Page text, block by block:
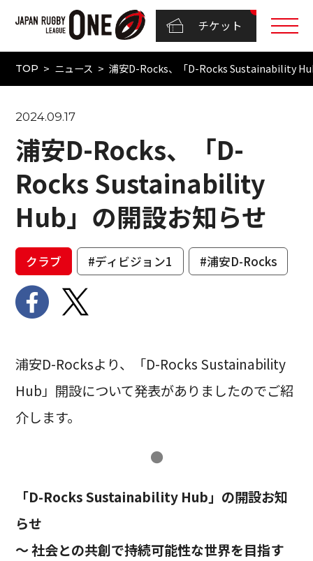
チケット
TOP ニュース 浦安D-Rocks、「D-Rocks Sustainability
2024.09.17
浦安D-Rocks、「D-
Rocks Sustainability
Hub」の開設お知らせ
クラブ #ディビジョン1 #浦安D-Rocks
浦安D-Rocksより、「D-Rocks Sustainability
Hub」開設について発表がありましたのでご紹
介します。
●
「D-Rocks Sustainability Hub」の開設お知
らせ
～ 社会との共創で持続可能性な世界を目指す